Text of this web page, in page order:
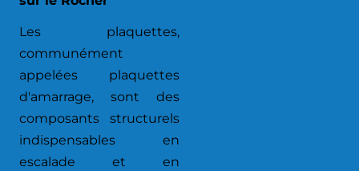
Les plaquettes,
communément
appelées plaquettes
d'amarrage, sont des
composants structurels
indispensables en
escalade et en